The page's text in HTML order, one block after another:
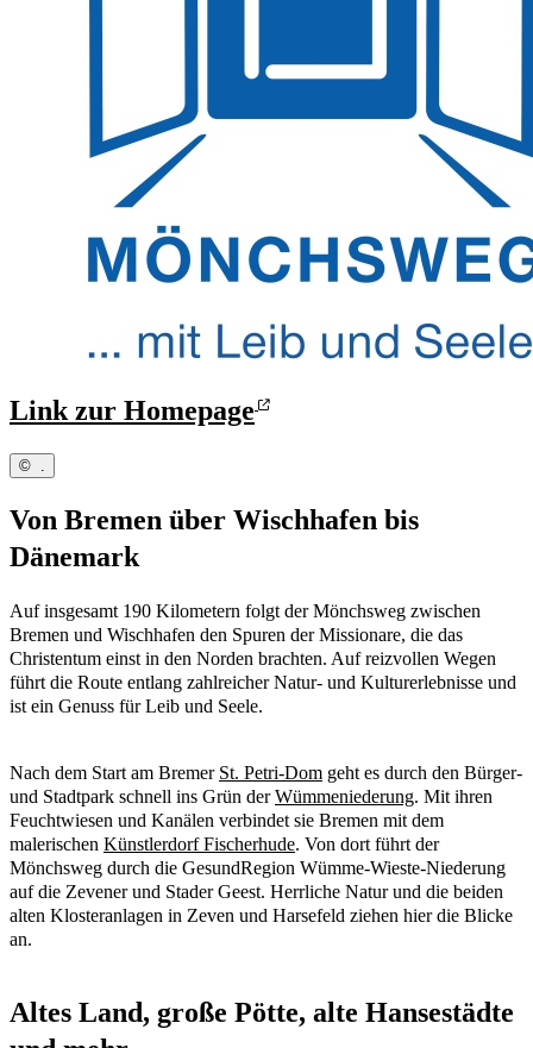
Link zur Homepage
©
Von Bremen über Wischhafen bis
Dänemark
Auf insgesamt 190 Kilometern folgt der Mönchsweg zwischen
Bremen und Wischhafen den Spuren der Missionare, die das
Christentum einst in den Norden brachten. Auf reizvollen Wegen
führt die Route entlang zahlreicher Natur- und Kulturerlebnisse und
ist ein Genuss für Leib und Seele.
Nach dem Start am Bremer St. Petri-Dom geht es durch den Bürger-
und Stadtpark schnell ins Grün derWümmeniederung. Mit ihren
Feuchtwiesen und Kanälen verbindet sie Bremen mit dem
malerischen Künstlerdorf Fischerhude. Von dort führt der
Mönchsweg durch die GesundRegion Wümme-Wieste-Niederung
auf die Zevener und Stader Geest. Herrliche Natur und die beiden
alten Klosteranlagen in Zeven und Harsefeld ziehen hier die Blicke
an.
Altes Land, große Pötte, alte Hansestädte